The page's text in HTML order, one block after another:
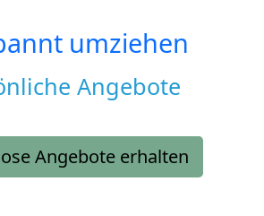
umziehen
Angebote
Angebote erhalten